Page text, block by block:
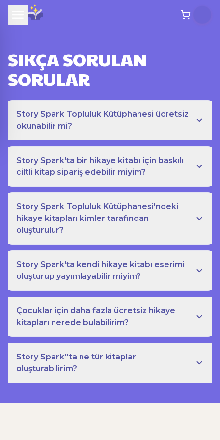
SIKÇA SORULAN
SORULAR
Story Spark Topluluk Kütüphanesi ücretsiz
okunabilir mi?
Story Spark'ta bir hikaye kitabı için baskılı
ciltli kitap sipariş edebilir miyim?
Story Spark Topluluk Kütüphanesi'ndeki
hikaye kitapları kimler tarafından
oluşturulur?
Story Spark'ta kendi hikaye kitabı eserimi
oluşturup yayımlayabilir miyim?
Çocuklar için daha fazla ücretsiz hikaye
kitapları nerede bulabilirim?
Story Spark''ta ne tür kitaplar
oluşturabilirim?